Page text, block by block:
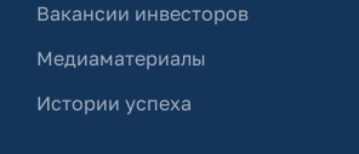
Вакансии инвесторов
Медиаматериалы
Истории успеха